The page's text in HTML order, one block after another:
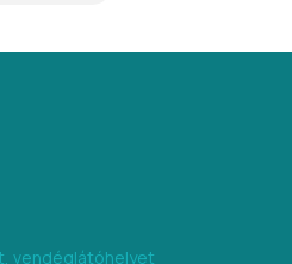
vendéglátóhelyet